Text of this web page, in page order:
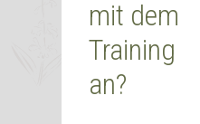
mit dem
Training
an?